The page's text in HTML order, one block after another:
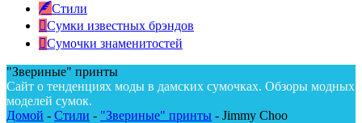
Стили
Сумки известных брэндов
Сумочки знаменитостей
"Звериные" принты
Сайт о тенденциях моды в дамских сумочках. Обзоры модных
моделей сумок.
Домой - Стили - "Звериные" принты - Jimmy Choo